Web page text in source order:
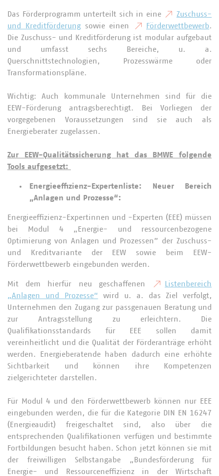
Das Förderprogramm unterteilt sich in eine
Zuschuss-
und Kreditförderungsowie einen Förderwettbewerb.
Die Zuschuss- und Kreditförderung ist modular aufgebaut
und umfasst sechs Bereiche, u. a.
Querschnittstechnologien, Prozesswärme oder
Transformationspläne.
Wichtig: Auch kommunale Unternehmen sind für die
EEW-Förderung antragsberechtigt. Bei Vorliegen der
vorgegebenen Voraussetzungen sind sie auch als
Energieberater zugelassen.
Zur EEW-Qualitätssicherung hat das BMWE folgende
Tools aufgesetzt:
Energieeffizienz-Expertenliste: Neuer Bereich
„Anlagen und Prozesse“:
Energieeffizienz-Expertinnen und -Experten (EEE) müssen
bei Modul 4 „Energie- und ressourcenbezogene
Optimierung von Anlagen und Prozessen” der Zuschuss-
und Kreditvariante der EEW sowie beim EEW-
Förderwettbewerb eingebunden werden.
Mit dem hierfür neu geschaffenen
Listenbereich
„Anlagen und Prozesse“ wird u. a. das Ziel verfolgt,
Unternehmen den Zugang zur passgenauen Beratung und
zur Antragsstellung zu erleichtern. Die
Qualifikationsstandards für EEE sollen damit
vereinheitlicht und die Qualität der Förderanträge erhöht
werden. Energieberatende haben dadurch eine erhöhte
Sichtbarkeit und können ihre Kompetenzen
zielgerichteter darstellen.
Für Modul 4 und den Förderwettbewerb können nur EEE
eingebunden werden, die für die Kategorie DIN EN 16247
(Energieaudit) freigeschaltet sind, also über die
entsprechenden Qualifikationen verfügen und bestimmte
Fortbildungen besucht haben. Schon jetzt können sie mit
der freiwilligen Selbstangabe „Bundesförderung für
Energie- und Ressourceneffizienz in der Wirtschaft